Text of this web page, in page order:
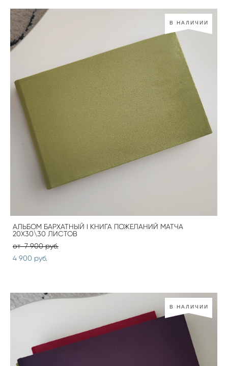
В НАЛИЧИИ
АЛЬБОМ БАРХАТНЫЙ I КНИГА ПОЖЕЛАНИЙ МАТЧА
20Х30\30 ЛИСТОВ
от 7 900 pуб.
4 900 pуб.
В НАЛИЧИИ